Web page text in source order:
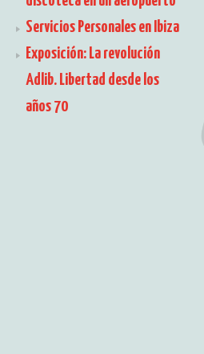
Servicios Personales en Ibiza
Exposición: La revolución
Adlib. Libertad desde los
años 70